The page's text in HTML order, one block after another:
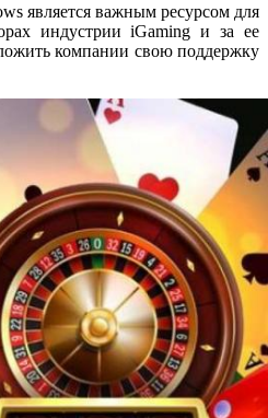
является важным ресурсом для
индустрии iGaming и за ее
компании свою поддержку